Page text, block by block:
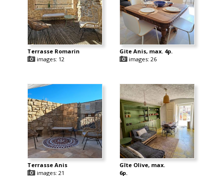
Terrasse Romarin
images: 12
Gite Anis, max. 4p.
images: 26
Terrasse Anis
images: 21
Gîte Olive, max.
6p.